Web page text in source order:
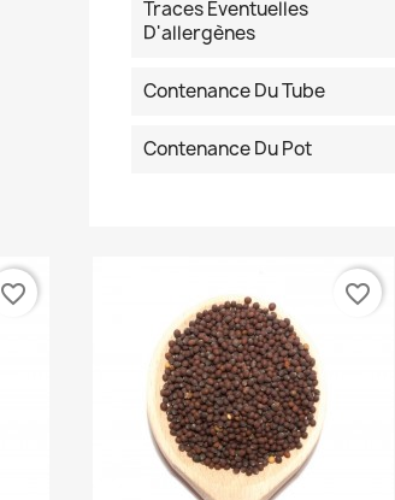
Traces Éventuelles
D'allergènes
Contenance Du Tube
Contenance Du Pot
favorite_border favorite_border